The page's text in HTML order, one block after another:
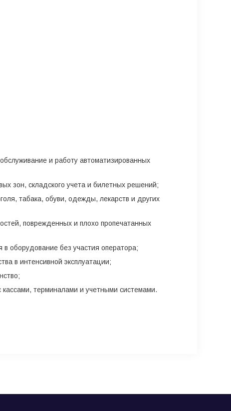
и работу автоматизированных
зон, складского учета и билетных решений;
табака, обуви, одежды, лекарств и других
поврежденных и плохо пропечатанных
оборудование без участия оператора;
в интенсивной эксплуатации;
терминалами и учетными системами.